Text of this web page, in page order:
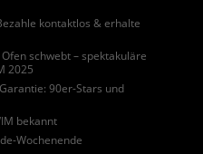
kontaktlos & erhalte
schwebt – spektakuläre
2025
90er-Stars und
bekannt
Wochenende